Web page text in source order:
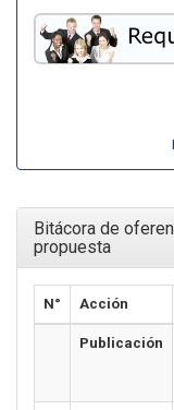
Bitácora de
propuesta
N° Acción
Publicación